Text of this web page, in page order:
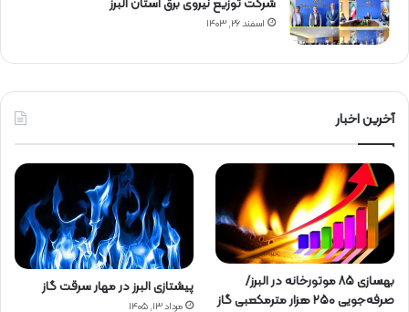
شركت توزیع نیروی برق استان البرز
اسفند ۲۶, ۱۴۰۳
آخرین اخبار
بهسازی ۸۵ موتورخانه در البرز/
صرفه‌جویی ۲۵۰ هزار مترمکعبی گاز
پیشتازی البرز در مهار سرقت گاز
مرداد ۱۳, ۱۴۰۵